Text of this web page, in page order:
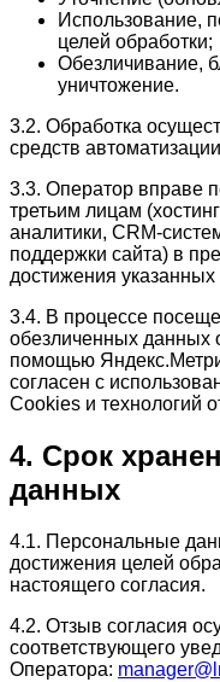
Использование,
целей обработки;
Обезличивание,
уничтожение.
3.2. Обработка
средств
3.3. Оператор вправе
третьим лицам
аналитики, CRM-
поддержки сайта) в
достижения указанных
3.4. В процессе
обезличенных данных
помощью
согласен с
Cookies и технологий
4. Срок
данных
4.1. Персональные
достижения целей
настоящего согласия.
4.2. Отзыв согласия
соответствующего
Оператора: